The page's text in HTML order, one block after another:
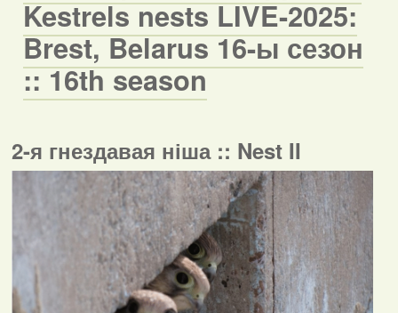
Kestrels nests LIVE-2025:
Brest, Belarus 16-ы сезон
:: 16th season
2-я гнездавая ніша :: Nest II